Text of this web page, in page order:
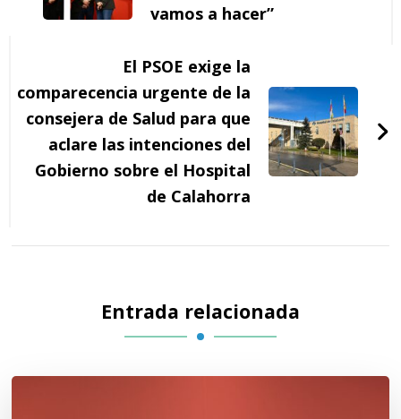
vamos a hacer”
El PSOE exige la
comparecencia urgente de la
consejera de Salud para que
aclare las intenciones del
Gobierno sobre el Hospital
de Calahorra
Entrada relacionada